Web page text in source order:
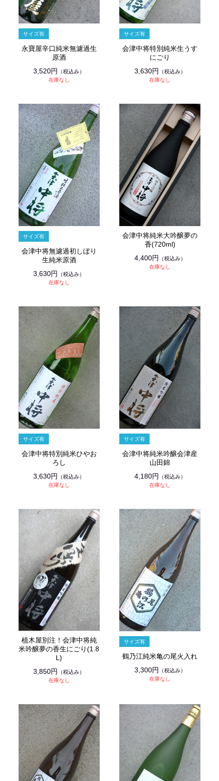
永寶屋辛口純米無濾過生
原酒
3,520円
（税込み）
在庫なし
会津中将特別純米生うす
にごり
3,630円
（税込み）
在庫なし
会津中将無濾過初しぼり
生純米原酒
3,630円
（税込み）
在庫なし
会津中将純米大吟醸夢の
香(720ml)
4,400円
（税込み）
在庫なし
会津中将特別純米ひやお
ろし
3,630円
（税込み）
在庫なし
会津中将純米吟醸会津産
山田錦
4,180円
（税込み）
在庫なし
植木屋別注！会津中将純
米吟醸夢の香生にごり(1.8
L)
3,850円
（税込み）
在庫なし
鶴乃江純米亀の尾火入れ
3,300円
（税込み）
在庫なし